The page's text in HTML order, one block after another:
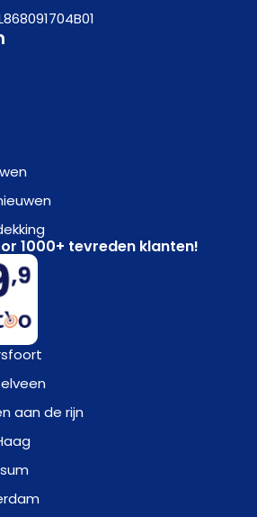
1000+ tevreden klanten!
aan de rijn